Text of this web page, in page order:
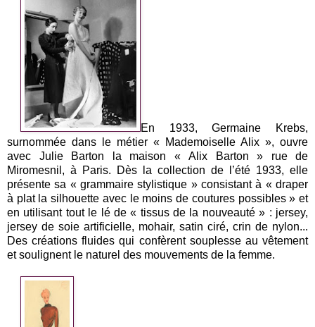
En 1933, Germaine Krebs,
surnommée dans le métier « Mademoiselle Alix », ouvre
avec Julie Barton la maison « Alix Barton » rue de
Miromesnil, à Paris. Dès la collection de l’été 1933, elle
présente sa « grammaire stylistique » consistant à « draper
à plat la silhouette avec le moins de coutures possibles » et
en utilisant tout le lé de « tissus de la nouveauté » : jersey,
jersey de soie artificielle, mohair, satin ciré, crin de nylon...
Des créations fluides qui confèrent souplesse au vêtement
et soulignent le naturel des mouvements de la femme.